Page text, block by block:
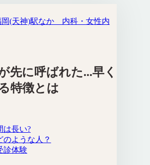
岡(天神)駅なか 内科・女性内
先に呼ばれた...早く
特徴とは
は長い?
ような人？
診体験